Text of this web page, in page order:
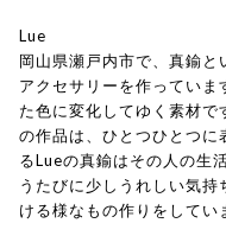
Lue
岡山県瀬戸内市で、真鍮と
アクセサリーを作ってい
た色に変化してゆく素材
の作品は、ひとつひとつに
るLueの真鍮はその人の生
うたびに少しうれしい気
ける様なもの作りをしてい